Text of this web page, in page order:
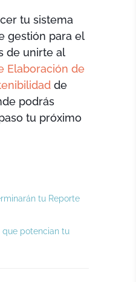
tu sistema
gestión para el
de unirte al
Elaboración de
de
podrás
tu próximo
tu Reporte
que potencian tu